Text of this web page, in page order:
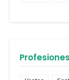
Profesiones